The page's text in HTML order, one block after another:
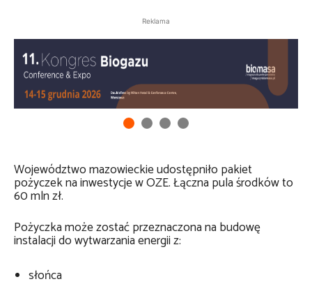
Reklama
Województwo mazowieckie udostępniło pakiet
pożyczek na inwestycje w OZE. Łączna pula środków to
60 mln zł.
Pożyczka może zostać przeznaczona na budowę
instalacji do wytwarzania energii z:
słońca